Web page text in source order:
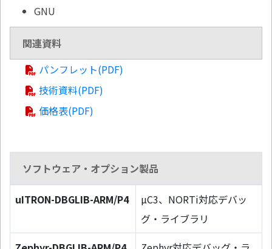
GNU
関連資料
パンフレット(PDF)
技術資料(PDF)
価格表(PDF)
ソフトウェア・オプション製品
uITRON-DBGLIB-ARM/P4
µC3、NORTi対応デバッ
グ・ライブラリ